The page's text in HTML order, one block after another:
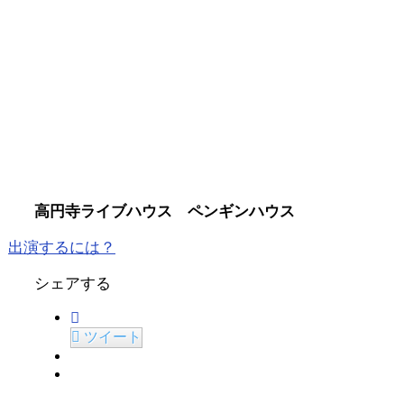
高円寺ライブハウス ペンギンハウス
出演するには？
シェアする
ツイート